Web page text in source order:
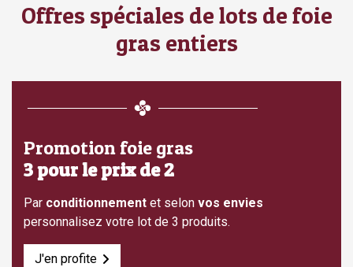
Offres spéciales de lots de foie
gras entiers
Promotion foie gras
3 pour le prix de 2
Par conditionnement et selon vos envies
personnalisez votre lot de 3 produits.
J'en profite